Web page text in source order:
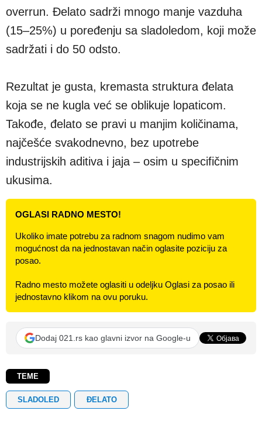
overrun. Đelato sadrži mnogo manje vazduha
(15–25%) u poređenju sa sladoledom, koji može
sadržati i do 50 odsto.
Rezultat je gusta, kremasta struktura đelata
koja se ne kugla već se oblikuje lopaticom.
Takođe, đelato se pravi u manjim količinama,
najčešće svakodnevno, bez upotrebe
industrijskih aditiva i jaja – osim u specifičnim
ukusima.
OGLASI RADNO MESTO!
Ukoliko imate potrebu za radnom snagom nudimo vam
mogućnost da na jednostavan način oglasite poziciju za
posao.
Radno mesto možete oglasiti u odeljku Oglasi za posao ili
jednostavno klikom na ovu poruku.
Dodaj 021.rs kao glavni izvor na Google-u
TEME
SLADOLED ĐELATO